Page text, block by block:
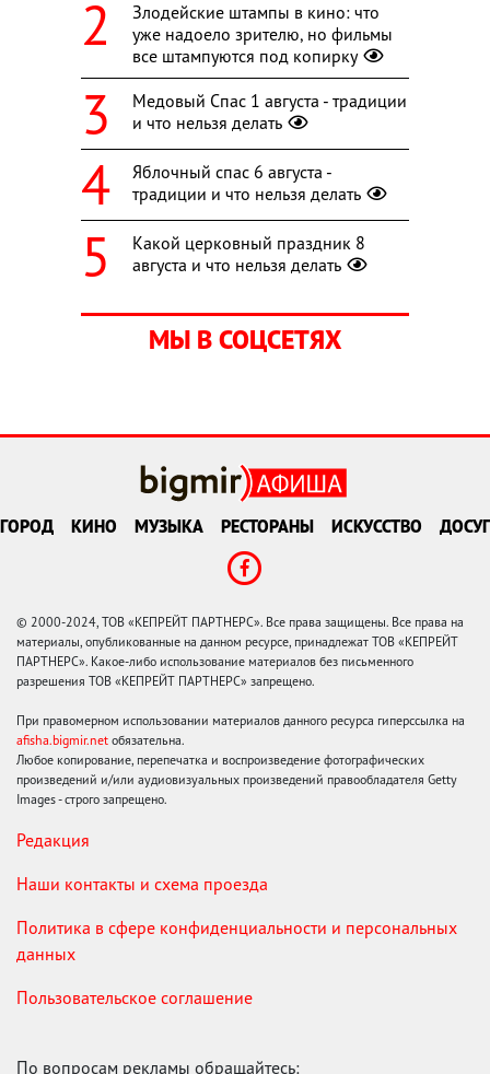
Злодейские штампы в кино: что
уже надоело зрителю, но фильмы
все штампуются под копирку
Медовый Спас 1 августа - традиции
и что нельзя делать
Яблочный спас 6 августа -
традиции и что нельзя делать
Какой церковный праздник 8
августа и что нельзя делать
МЫ В СОЦСЕТЯХ
ГОРОД КИНО МУЗЫКА РЕСТОРАНЫ ИСКУССТВО ДОСУГ
© 2000-2024, ТОВ «КЕПРЕЙТ ПАРТНЕРС». Все права защищены. Все права на
материалы, опубликованные на данном ресурсе, принадлежат ТОВ «КЕПРЕЙТ
ПАРТНЕРС». Какое-либо использование материалов без письменного
разрешения ТОВ «КЕПРЕЙТ ПАРТНЕРС» запрещено.
При правомерном использовании материалов данного ресурса гиперссылка на
afisha.bigmir.net обязательна.
Любое копирование, перепечатка и воспроизведение фотографических
произведений и/или аудиовизуальных произведений правообладателя Getty
Images - строго запрещено.
Редакция
Наши контакты и схема проезда
Политика в сфере конфиденциальности и персональных
данных
Пользовательское соглашение
По вопросам рекламы обращайтесь: